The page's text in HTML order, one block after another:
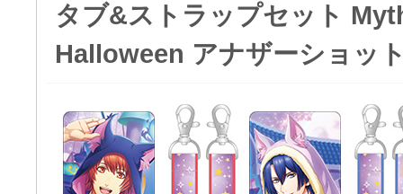
タブ&ストラップセット
Halloween アナザーショッ